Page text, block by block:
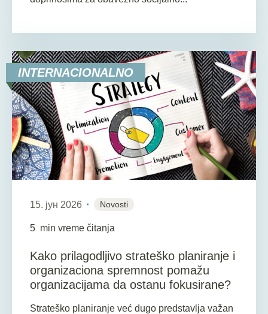
INTERNACIONALNO
15. јун 2026 Novosti
5 min vreme čitanja
Kako prilagodljivo strateško planiranje i
organizaciona spremnost pomažu
organizacijama da ostanu fokusirane?
Strateško planiranje već dugo predstavlja važan